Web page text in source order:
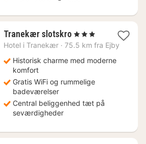
Tranekær slotskro2
nætter
935
, 3 Stjerner
Hotel i Tranekær · 75.5 km fra Ejby
Historisk charme med moderne
komfort
Gratis WiFi og rummelige
badeværelser
Central beliggenhed tæt på
seværdigheder